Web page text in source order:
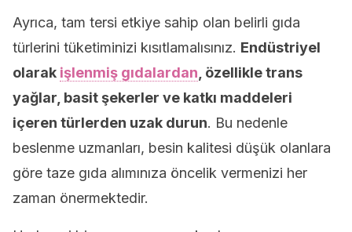
Ayrıca, tam tersi etkiye sahip olan belirli gıda
türlerini tüketiminizi kısıtlamalısınız. Endüstriyel
olarak işlenmiş gıdalardan , özellikle trans
yağlar, basit şekerler ve katkı maddeleri
içeren türlerden uzak durun. Bu nedenle
beslenme uzmanları, besin kalitesi düşük olanlara
göre taze gıda alımınıza öncelik vermenizi her
zaman önermektedir.